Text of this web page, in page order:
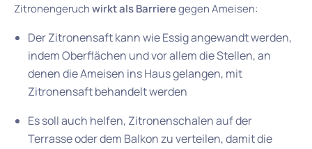
Zitronengeruchwirkt als Barrieregegen Ameisen:
Der Zitronensaft kann wie Essig angewandt werden,
indem Oberflächen und vor allem die Stellen, an
denen die Ameisen ins Haus gelangen, mit
Zitronensaft behandelt werden
Es soll auch helfen, Zitronenschalen auf der
Terrasse oder dem Balkon zu verteilen, damit die